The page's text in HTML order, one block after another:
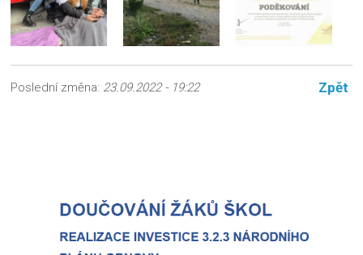
Poslední změna: 23.09.2022 - 19:22 Zpět